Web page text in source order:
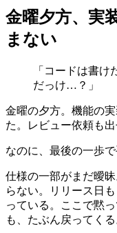
金曜夕方、実
まない
「コードは書
だっけ…？」
金曜の夕方。機能の
た。レビュー依頼も出
なのに、最後の一歩で
仕様の一部がまだ曖
らない。リリース日
っている。ここで黙
も、たぶん戻ってく